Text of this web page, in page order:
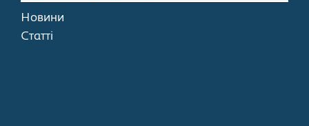
Новини
Статті